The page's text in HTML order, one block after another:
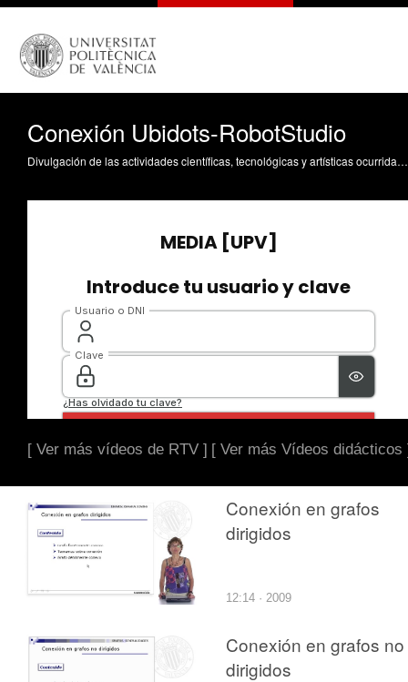
Conexión Ubidots-RobotStudio
Divulgación de las actividades científicas, tecnológicas y artísticas ocurridas en los tres campus de la UPV
[ Ver más vídeos de RTV ] [ Ver más Vídeos didácticos
Conexión en grafos
dirigidos
12:14 · 2009
Conexión en grafos no
dirigidos